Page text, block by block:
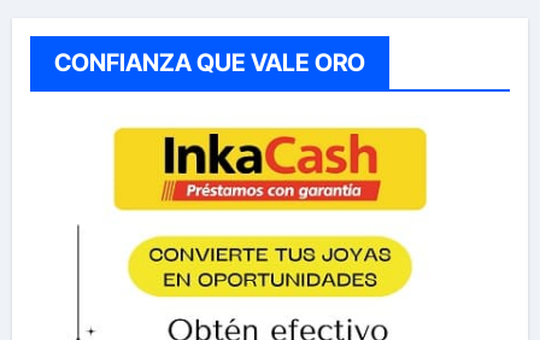
CONFIANZA QUE VALE ORO